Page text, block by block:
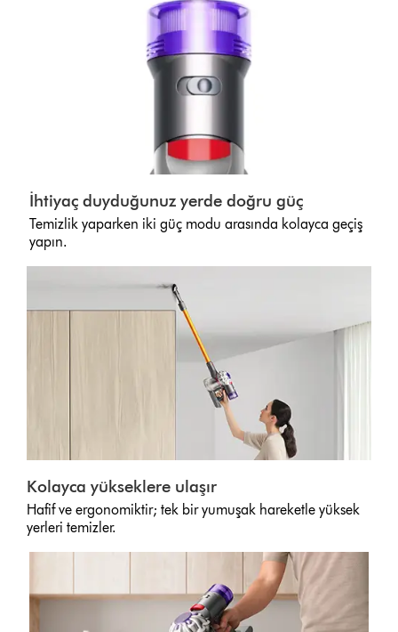
İhtiyaç duyduğunuz yerde doğru güç
Temizlik yaparken iki güç modu arasında kolayca geçiş
yapın.
Kolayca yükseklere ulaşır
Hafif ve ergonomiktir; tek bir yumuşak hareketle yüksek
yerleri temizler.